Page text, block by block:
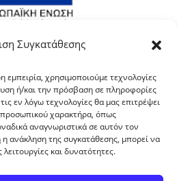
Συγκατάθεσης
εμπειρία, χρησιμοποιούμε τεχνολογίες
ή/και την πρόσβαση σε πληροφορίες
εν λόγω τεχνολογίες θα μας επιτρέψει
χαρακτήρα, όπως
αναγνωριστικά σε αυτόν τον
ανάκληση της συγκατάθεσης, μπορεί να
και δυνατότητες.